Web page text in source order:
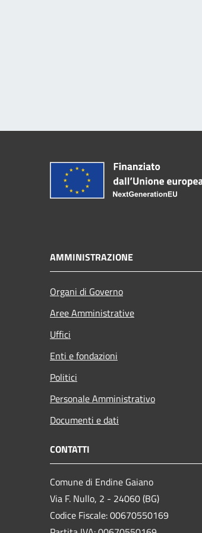
AMMINISTRAZIONE
Organi di Governo
Aree Amministrative
Uffici
Enti e fondazioni
Politici
Personale Amministrativo
Documenti e dati
CONTATTI
Comune di Endine Gaiano
Via F. Nullo, 2 - 24060 (BG)
Codice Fiscale: 00670550169